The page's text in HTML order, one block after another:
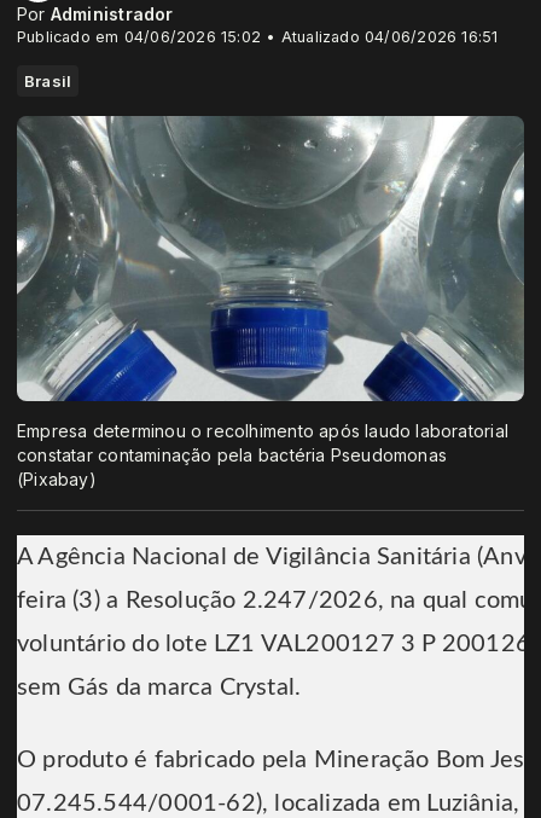
Por Administrador
Publicado em 04/06/2026 15:02 • Atualizado 04/06/2026 16:51
Brasil
Empresa determinou o recolhimento após laudo laboratorial
constatar contaminação pela bactéria Pseudomonas
(Pixabay)
A Agência Nacional de Vigilância Sanitária
feira (3) a Resolução 2.247/2026, na qual
voluntário do lote LZ1 VAL200127 3 P 200126
sem Gás da marca Crystal.
O produto é fabricado pela Mineração Bom
07.245.544/0001-62), localizada em Luziânia,